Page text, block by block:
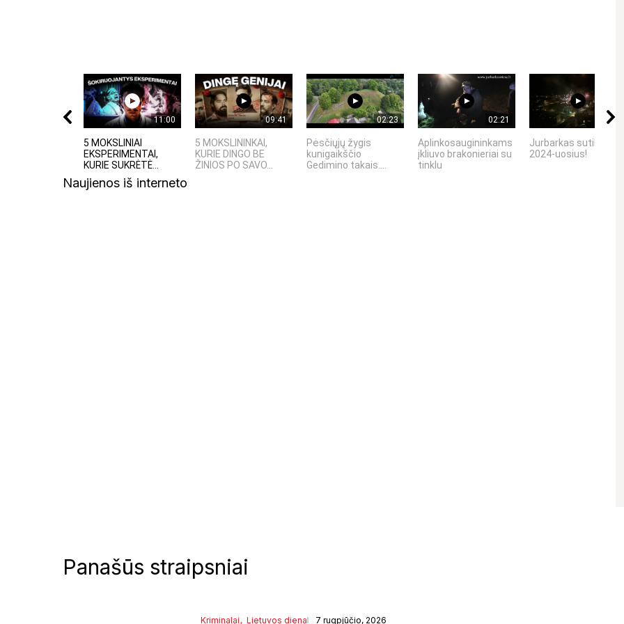
11:00
5 MOKSLINIAI
EKSPERIMENTAI,
KURIE SUKRĖTĖ...
09:41
5 MOKSLININKAI,
KURIE DINGO BE
ŽINIOS PO SAVO...
02:23
Pėsčiųjų žygis
kunigaikščio
Gedimino takais....
02:21
Aplinkosaugininkams
įkliuvo brakonieriai su
tinklu
04:56
Jurbarkas sutiko
2024-uosius!
Naujienos iš interneto
Panašūs straipsniai
Kriminalai, Lietuvos diena 7 rugpjūčio, 2026